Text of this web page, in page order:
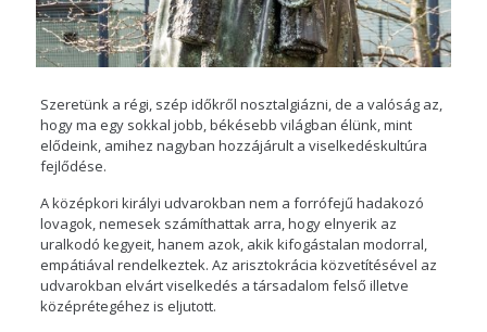
Szeretünk a régi, szép időkről nosztalgiázni, de a valóság az,
hogy ma egy sokkal jobb, békésebb világban élünk, mint
elődeink, amihez nagyban hozzájárult a viselkedéskultúra
fejlődése.
A középkori királyi udvarokban nem a forrófejű hadakozó
lovagok, nemesek számíthattak arra, hogy elnyerik az
uralkodó kegyeit, hanem azok, akik kifogástalan modorral,
empátiával rendelkeztek. Az arisztokrácia közvetítésével az
udvarokban elvárt viselkedés a társadalom felső illetve
középrétegéhez is eljutott.